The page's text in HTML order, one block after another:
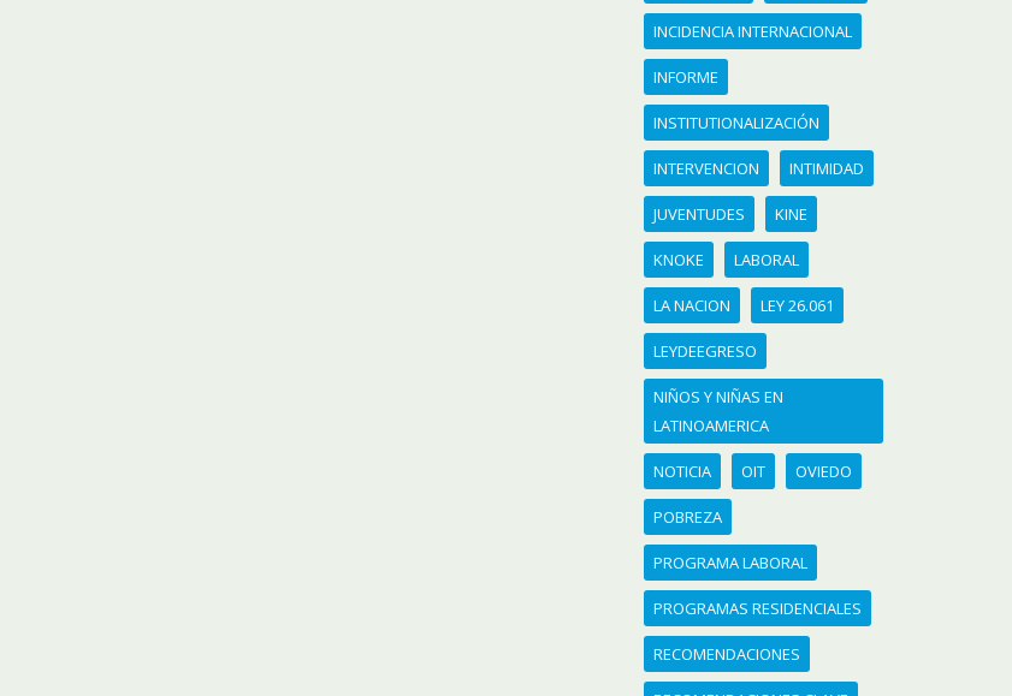
INCIDENCIA INTERNACIONAL
INFORME
INSTITUTIONALIZACIÓN
INTERVENCION INTIMIDAD
JUVENTUDES KINE
KNOKE LABORAL
LA NACION LEY 26.061
LEYDEEGRESO
NIÑOS Y NIÑAS EN
LATINOAMERICA
NOTICIA OIT OVIEDO
POBREZA
PROGRAMA LABORAL
PROGRAMAS RESIDENCIALES
RECOMENDACIONES